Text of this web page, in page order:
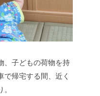
、子どもの荷物を持
で帰宅する間、近く